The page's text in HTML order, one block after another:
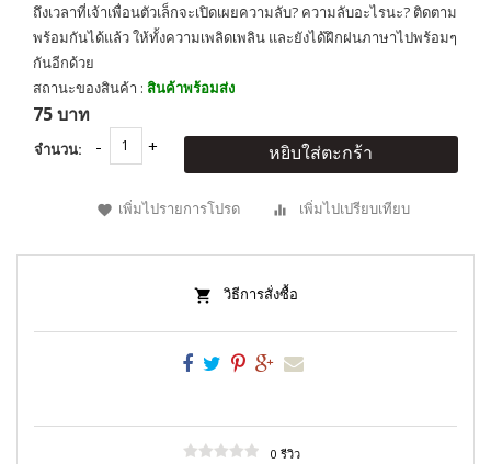
ถึงเวลาที่เจ้าเพื่อนตัวเล็กจะเปิดเผยความลับ? ความลับอะไรนะ? ติดตาม
พร้อมกันได้แล้ว ให้ทั้งความเพลิดเพลิน และยังได้ฝึกฝนภาษาไปพร้อมๆ
กันอีกด้วย
สถานะของสินค้า : สินค้าพร้อมส่ง
75 บาท
จำนวน: หยิบใส่ตะกร้า
เพิ่มไปรายการโปรด เพิ่มไปเปรียบเทียบ
วิธีการสั่งซื้อ
0 รีวิว